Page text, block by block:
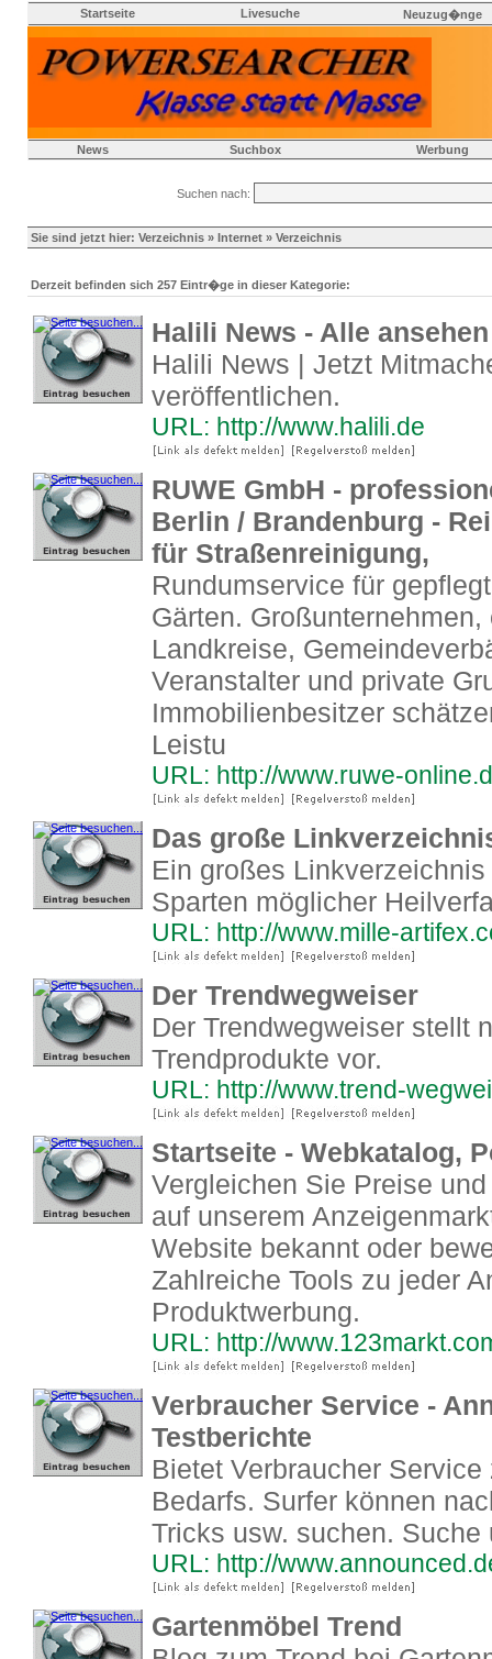
Startseite Livesuche Neuzug�nge
News Suchbox Werbung
Suchen nach:
Sie sind jetzt hier: Verzeichnis » Internet » Verzeichnis
Derzeit befinden sich 257 Eintr�ge in dieser Kategorie:
Halili News - Alle ansehen
Halili News | Jetzt
veröffentlichen.
URL: http://www.halili.de
RUWE GmbH -
Berlin / Brandenburg -
für Straßenreinigung,
Rundumservice für
Gärten.
Landkreise,
Veranstalter und private
Immobilienbesitzer
Leistu
URL: http://www.ruwe-
Das große
Ein großes
Sparten möglicher
URL: http://www.mille-
Der Trendwegweiser
Der Trendwegweiser stellt
Trendprodukte vor.
URL: http://www.trend-
Startseite - Webkatalog,
Vergleichen Sie Preise
auf unserem
Website bekannt oder
Zahlreiche Tools zu jeder
Produktwerbung.
URL: http://
Verbraucher Service -
Testberichte
Bietet Verbraucher
Bedarfs. Surfer können
Tricks usw. suchen.
URL: http://
Gartenmöbel Trend